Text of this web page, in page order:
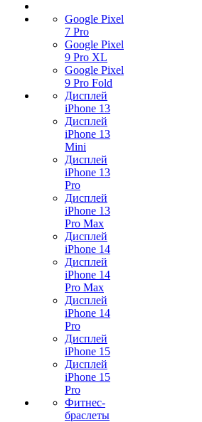
Google Pixel
7 Pro
Google Pixel
9 Pro XL
Google Pixel
9 Pro Fold
Дисплей
iPhone 13
Дисплей
iPhone 13
Mini
Дисплей
iPhone 13
Pro
Дисплей
iPhone 13
Pro Max
Дисплей
iPhone 14
Дисплей
iPhone 14
Pro Max
Дисплей
iPhone 14
Pro
Дисплей
iPhone 15
Дисплей
iPhone 15
Pro
Фитнес-
браслеты